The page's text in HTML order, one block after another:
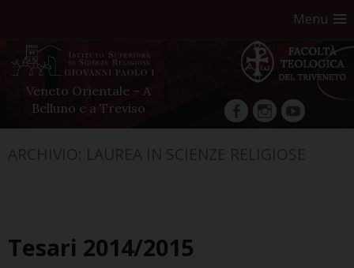
Menu
Veneto Orientale – A
Belluno e a Treviso
facebookInstagram
YouTube
Tesari 2014/2015